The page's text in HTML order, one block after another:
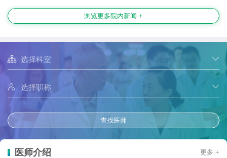
浏览更多院内新闻 +


查找医师
医师介绍 更多 +